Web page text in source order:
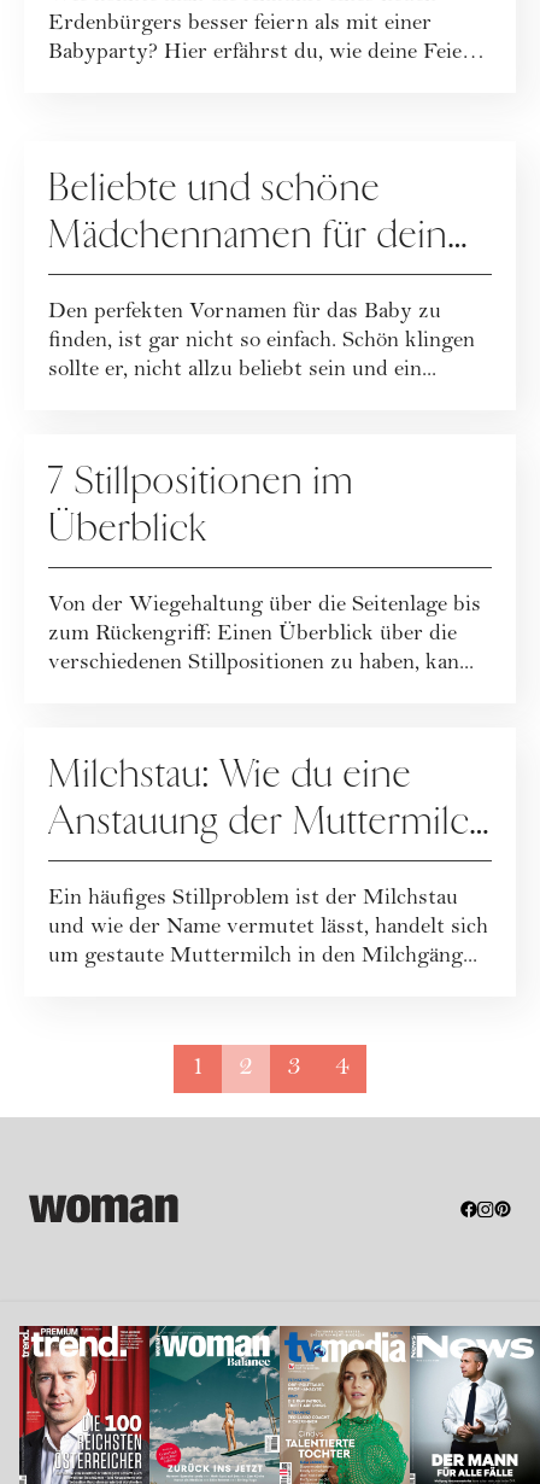
Erdenbürgers besser feiern als mit einer
Babyparty? Hier erfährst du, wie deine Feier
Beliebte und schöne
Mädchennamen für dein
Baby und ihre Bedeutung
Den perfekten Vornamen für das Baby zu
finden, ist gar nicht so einfach. Schön klingen
sollte er, nicht allzu beliebt sein und ein...
7 Stillpositionen im
Überblick
Von der Wiegehaltung über die Seitenlage bis
zum Rückengriff: Einen Überblick über die
verschiedenen Stillpositionen zu haben, kan...
Milchstau: Wie du eine
Anstauung der Muttermilch
in der Brust behandelst
Ein häufiges Stillproblem ist der Milchstau
und wie der Name vermutet lässt, handelt sich
um gestaute Muttermilch in den Milchgäng...
1 2 3 4